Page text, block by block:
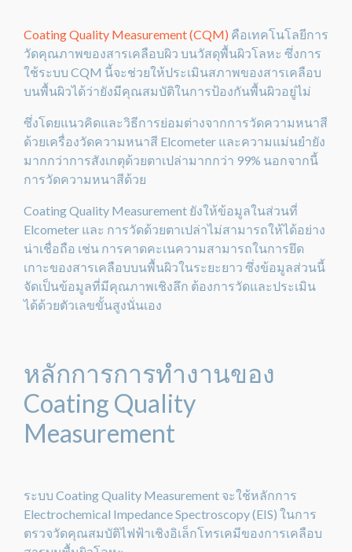
Coating Quality Measurement (CQM) คือเทคโนโลยีการ
วัดคุณภาพของสารเคลือบผิว บนวัสดุพื้นผิวโลหะ ซึ่งการ
ใช้ระบบ CQM นี้จะช่วยให้ประเมินสภาพของสารเคลือบ
บนพื้นผิวได้ว่ายังมีคุณสมบัติในการป้องกันพื้นผิวอยู่ไม่
ซึ่งโดยแนวคิดและวิธีการย่อมต่างจากการวัดความหนาสี
ด้วยเครื่องวัดความหนาสี Elcometer และความแม่นยำยัง
มากกว่าการสังเกตุด้วยตาเปล่ามากกว่า 99% นอกจากนี้
การวัดความหนาสีด้วย
Coating Quality Measurement ยังให้ข้อมูลในส่วนที่
Elcometer และ การวัดด้วยตาเปล่าไม่สามารถให้ได้อย่าง
น่าเชื่อถือ เช่น การคาดคะเนความสามารถในการยึด
เกาะของสารเคลือบบนพื้นผิวในระยะยาว ซึ่งข้อมูลส่วนนี้
จัดเป็นข้อมูลที่มีคุณภาพเชิงลึก ต้องการวัดและประเมิน
ได้ด้วยตัวเลขขั้นสูงนั่นเอง
หลักการการทำงานของ
Coating Quality
Measurement
ระบบ Coating Quality Measurement จะใช้หลักการ
Electrochemical Impedance Spectroscopy (EIS) ในการ
ตรวจวัดคุณสมบัติไฟฟ้าเชิงอิเล็กโทรเคมีของการเคลือบ